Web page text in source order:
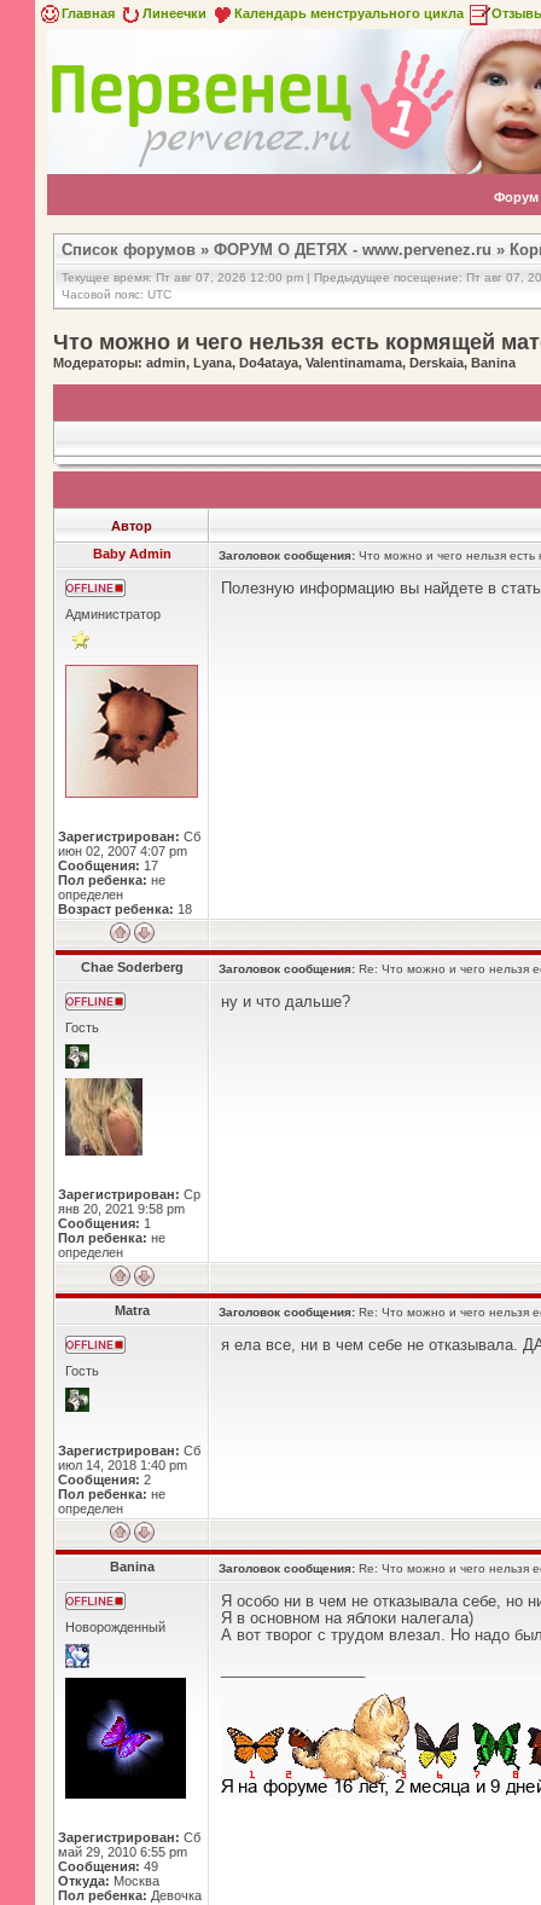
Главная Линеечки Календарь менструального цикла
Форум
Список форумов » ФОРУМ О ДЕТЯХ - www.pervenez.ru »
Текущее время: Пт авг 07, 2026 12:00 pm | Предыдущее посещение: Пт авг 07,
Часовой пояс: UTC
Что можно и чего нельзя есть кормящей
Модераторы: admin, Lyana, Do4ataya, Valentinamama, Derskaia, Banina
Автор
Baby Admin
Заголовок сообщения: Что можно и чего нельзя
Администратор
Зарегистрирован: Сб
июн 02, 2007 4:07 pm
Сообщения: 17
Пол ребенка: не
определен
Возраст ребенка: 18
Полезную информацию вы найдете в
Chae Soderberg Заголовок сообщения: Re: Что можно и чего нельзя
Гость
Зарегистрирован: Ср
янв 20, 2021 9:58 pm
Сообщения: 1
Пол ребенка: не
определен
ну и что дальше?
Matra Заголовок сообщения: Re: Что можно и чего нельзя
Гость
Зарегистрирован: Сб
июл 14, 2018 1:40 pm
Сообщения: 2
Пол ребенка: не
определен
я ела все, ни в чем себе не отказывала.
Banina Заголовок сообщения: Re: Что можно и чего нельзя
Новорожденный
Зарегистрирован: Сб
май 29, 2010 6:55 pm
Сообщения: 49
Откуда: Москва
Пол ребенка: Девочка
Я особо ни в чем не отказывала себе, но
Я в основном на яблоки налегала)
А вот творог с трудом влезал. Но надо